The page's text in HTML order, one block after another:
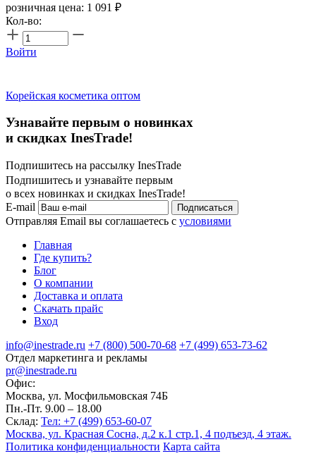
розничная цена: 1 091 ₽
Кол-во:
Войти
Корейская косметика оптом
Узнавайте первым о новинках
и скидках InesTrade!
Подпишитесь на рассылку InesTrade
Подпишитесь и узнавайте первым
о всех новинках и скидках InesTrade!
E-mail
Подписаться
Отправляя Email вы соглашаетесь с условиями
Главная
Где купить?
Блог
О компании
Доставка и оплата
Скачать прайс
Вход
info@inestrade.ru +7 (800) 500-70-68 +7 (499) 653-73-62
Отдел маркетинга и рекламы
pr@inestrade.ru
Офис:
Москва, ул. Мосфильмовская 74Б
Пн.-Пт. 9.00 – 18.00
Склад: Тел: +7 (499) 653-60-07
Москва, ул. Красная Сосна, д.2 к.1 стр.1, 4 подъезд, 4 этаж.
Политика конфиденциальности Карта сайта